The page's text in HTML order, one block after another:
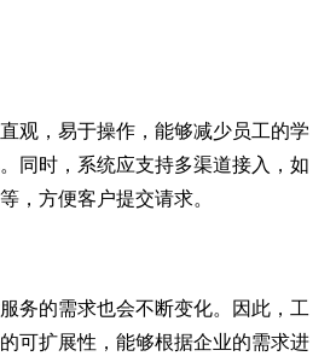
观，易于操作，能够减少员工的学
同时，系统应支持多渠道接入，如
，方便客户提交请求。
务的需求也会不断变化。因此，工
可扩展性，能够根据企业的需求进